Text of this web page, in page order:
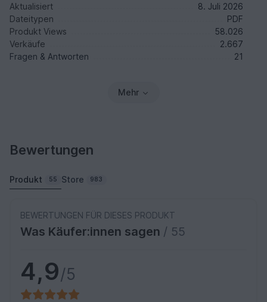
Aktualisiert
8. Juli 2026
Dateitypen
PDF
Produkt Views
58.026
Verkäufe
2.667
Fragen & Antworten
21
Mehr
Bewertungen
Produkt 55 Store 983
BEWERTUNGEN FÜR DIESES PRODUKT
Was Käufer:innen sagen / 55
4,9/5